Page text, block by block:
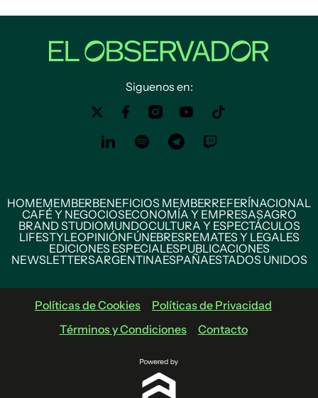
Siguenos en:
HOMEMEMBERBENEFICIOS MEMBERREFERÍNACIONAL
CAFÉ Y NEGOCIOSECONOMÍA Y EMPRESASAGRO
BRAND STUDIOMUNDOCULTURA Y ESPECTÁCULOS
LIFESTYLEOPINIÓNFÚNEBRESREMATES Y LEGALES
EDICIONES ESPECIALESPUBLICACIONES
NEWSLETTERSARGENTINAESPAÑAESTADOS UNIDOS
Políticas de Cookies
Políticas de Privacidad
Términos y Condiciones
Contacto